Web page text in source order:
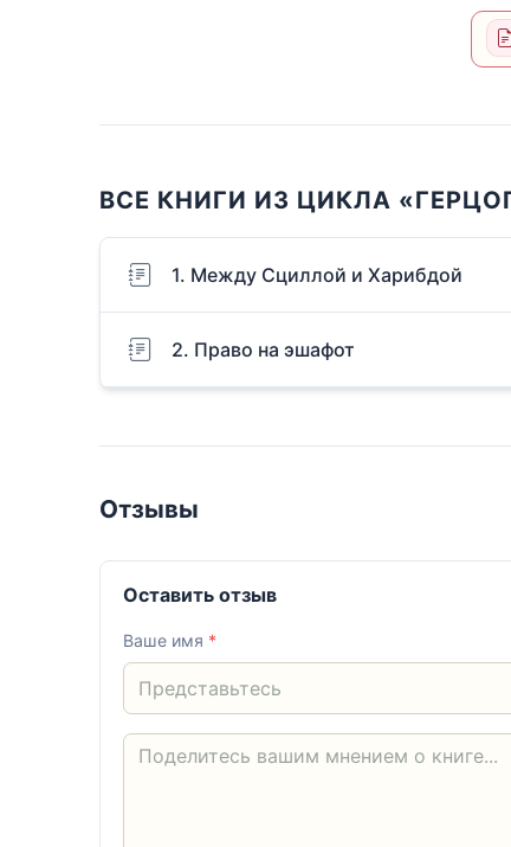
ВСЕ КНИГИ ИЗ ЦИКЛА
1. Между Сциллой и Харибдой
2. Право на эшафот
Отзывы
Оставить отзыв
Ваше имя *